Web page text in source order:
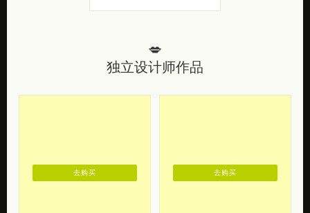
💋
独立设计师作品
去购买 去购买